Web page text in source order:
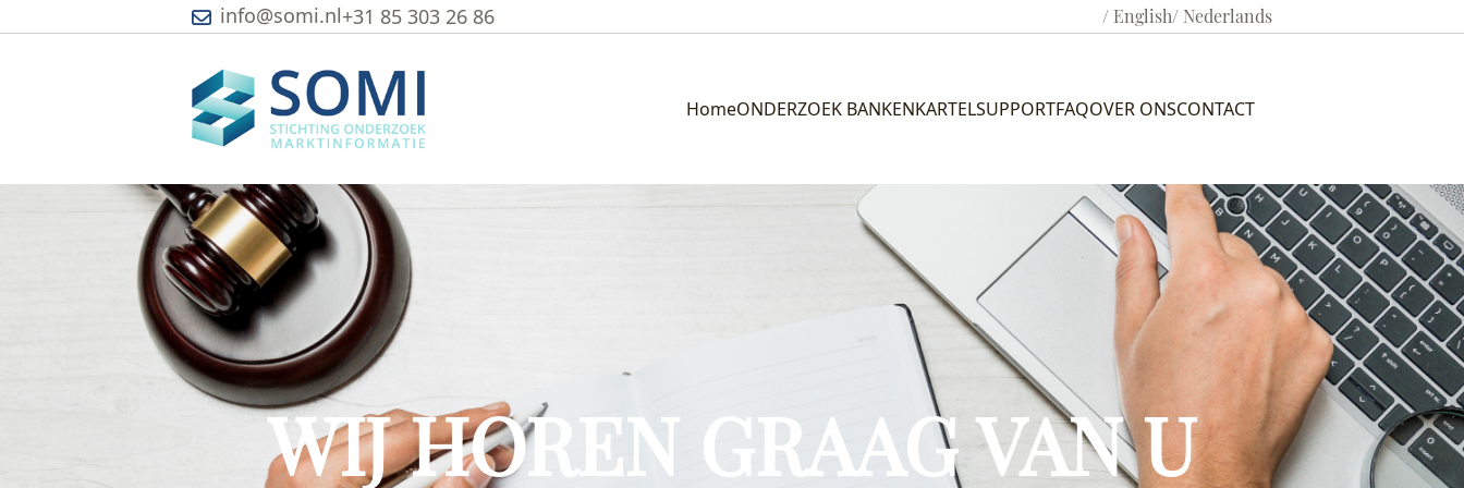
info@somi.nl+31 85 303 26 86 / English/ Nederlands
HomeONDERZOEK BANKENKARTELSUPPORTFAQOVER ONSCONTACT
WIJ HOREN GRAAG VAN U